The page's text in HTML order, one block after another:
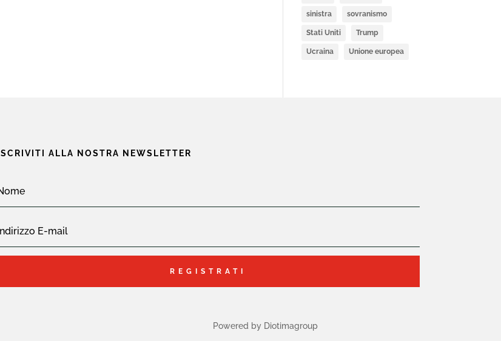
sinistra sovranismo
Stati Uniti Trump
Ucraina Unione europea
ISCRIVITI ALLA NOSTRA NEWSLETTER
REGISTRATI
Powered by Diotimagroup